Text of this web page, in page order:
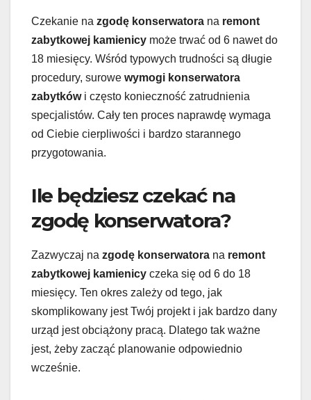
Czekanie na zgodę konserwatora na remont
zabytkowej kamienicy może trwać od 6 nawet do
18 miesięcy. Wśród typowych trudności są długie
procedury, surowe wymogi konserwatora
zabytkówi często konieczność zatrudnienia
specjalistów. Cały ten proces naprawdę wymaga
od Ciebie cierpliwości i bardzo starannego
przygotowania.
Ile będziesz czekać na
zgodę konserwatora?
Zazwyczaj na zgodę konserwatora na remont
zabytkowej kamienicy czeka się od 6 do 18
miesięcy. Ten okres zależy od tego, jak
skomplikowany jest Twój projekt i jak bardzo dany
urząd jest obciążony pracą. Dlatego tak ważne
jest, żeby zacząć planowanie odpowiednio
wcześnie.